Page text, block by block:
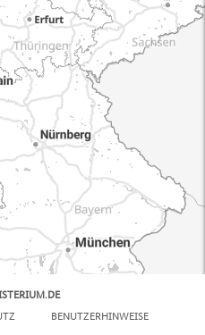
BENUTZERHINWEISE